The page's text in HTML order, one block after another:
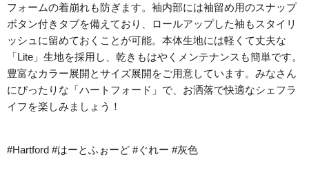
フォームの着崩れも防ぎます。袖内部には袖留め用のスナップ
ボタン付きタブを備えており、ロールアップした袖もスタイリ
ッシュに留めておくことが可能。本体生地には軽くて丈夫な
「Lite」生地を採用し、乾きもはやくメンテナンスも簡単です。
豊富なカラー展開とサイズ展開をご用意しています。みなさん
にぴったりな「ハートフォード」で、お洒落で快適なシェフラ
イフを楽しみましょう！
#Hartford #はーとふぉーど #ぐれー #灰色